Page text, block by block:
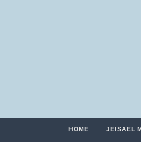
HOME JEISAEL